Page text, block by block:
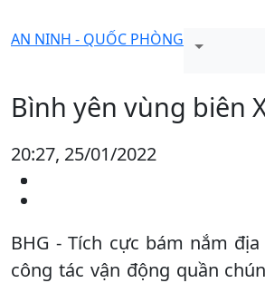
AN NINH - QUỐC PHÒNG
Bình yên vùng biên
20:27, 25/01/2022
BHG - Tích cực bám nắm
công tác vận động quần